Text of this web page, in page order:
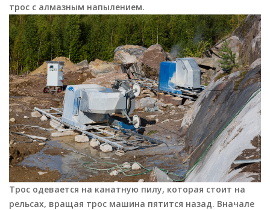
трос с алмазным напылением.
Трос одевается на канатную пилу, которая стоит на
рельсах, вращая трос машина пятится назад. Вначале